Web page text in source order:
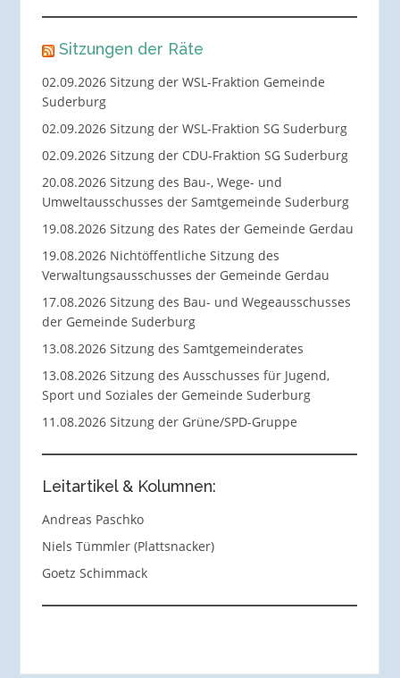
Sitzungen der Räte
02.09.2026 Sitzung der WSL-Fraktion Gemeinde
Suderburg
02.09.2026 Sitzung der WSL-Fraktion SG Suderburg
02.09.2026 Sitzung der CDU-Fraktion SG Suderburg
20.08.2026 Sitzung des Bau-, Wege- und
Umweltausschusses der Samtgemeinde Suderburg
19.08.2026 Sitzung des Rates der Gemeinde Gerdau
19.08.2026 Nichtöffentliche Sitzung des
Verwaltungsausschusses der Gemeinde Gerdau
17.08.2026 Sitzung des Bau- und Wegeausschusses
der Gemeinde Suderburg
13.08.2026 Sitzung des Samtgemeinderates
13.08.2026 Sitzung des Ausschusses für Jugend,
Sport und Soziales der Gemeinde Suderburg
11.08.2026 Sitzung der Grüne/SPD-Gruppe
Leitartikel & Kolumnen:
Andreas Paschko
Niels Tümmler (Plattsnacker)
Goetz Schimmack